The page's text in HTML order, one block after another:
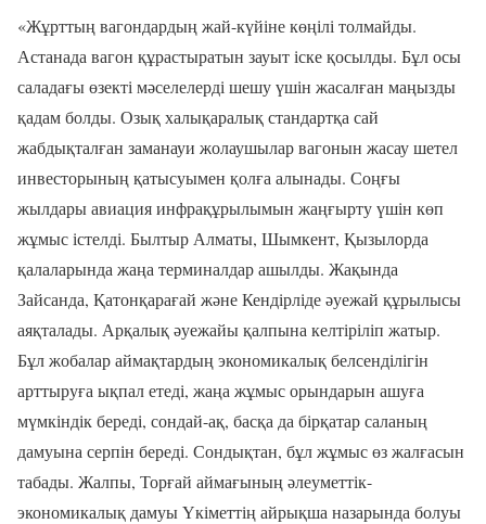
«Жұрттың вагондардың жай-күйіне көңілі толмайды.
Астанада вагон құрастыратын зауыт іске қосылды. Бұл осы
саладағы өзекті мәселелерді шешу үшін жасалған маңызды
қадам болды. Озық халықаралық стандартқа сай
жабдықталған заманауи жолаушылар вагонын жасау шетел
инвесторының қатысуымен қолға алынады. Соңғы
жылдары авиация инфрақұрылымын жаңғырту үшін көп
жұмыс істелді. Былтыр Алматы, Шымкент, Қызылорда
қалаларында жаңа терминалдар ашылды. Жақында
Зайсанда, Қатонқарағай және Кендірліде әуежай құрылысы
аяқталады. Арқалық әуежайы қалпына келтіріліп жатыр.
Бұл жобалар аймақтардың экономикалық белсенділігін
арттыруға ықпал етеді, жаңа жұмыс орындарын ашуға
мүмкіндік береді, сондай-ақ, басқа да бірқатар саланың
дамуына серпін береді. Сондықтан, бұл жұмыс өз жалғасын
табады. Жалпы, Торғай аймағының әлеуметтік-
экономикалық дамуы Үкіметтің айрықша назарында болуы